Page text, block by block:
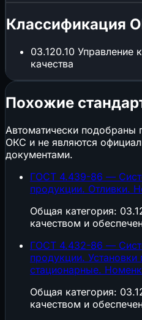
Классификация
03.120.10 Управление
качества
Похожие
Автоматически подобраны
ОКС и не являются
документами.
ГОСТ 4.439-86 —
продукции. Отливки.
Общая категория:
качеством и
ГОСТ 4.432-86 —
продукции. Установки
стационарные.
Общая категория:
качеством и